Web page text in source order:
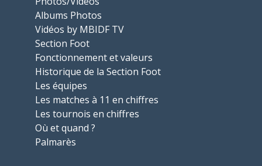
Albums Photos
Vidéos by MBIDF TV
Section Foot
Fonctionnement et valeurs
Historique de la Section Foot
Les équipes
Les matches à 11 en chiffres
Les tournois en chiffres
Où et quand ?
Palmarès